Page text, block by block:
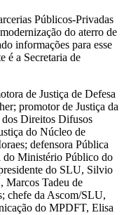
Públicos-Privadas
do aterro de
informações para esse
é a Secretaria de
de Justiça de Defesa
promotor de Justiça da
dos Direitos Difusos
do Núcleo de
defensora Pública
do Ministério Público do
do SLU, Silvio
Tadeu de
chefe da Ascom/SLU,
do MPDFT, Elisa